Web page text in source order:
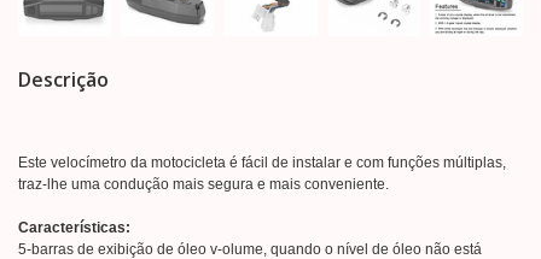
Descrição
Este velocímetro da motocicleta é fácil de instalar e com funções múltiplas,
traz-lhe uma condução mais segura e mais conveniente.
Características:
5-barras de exibição de óleo v-olume, quando o nível de óleo não está